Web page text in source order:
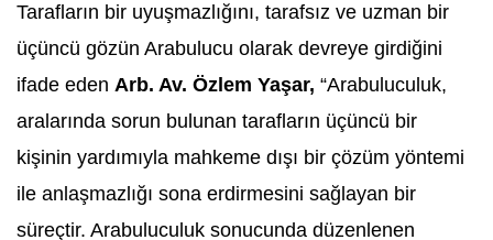
Tarafların bir uyuşmazlığını, tarafsız ve uzman bir
üçüncü gözün Arabulucu olarak devreye girdiğini
ifade eden Arb. Av. Özlem Yaşar, “Arabuluculuk,
aralarında sorun bulunan tarafların üçüncü bir
kişinin yardımıyla mahkeme dışı bir çözüm yöntemi
ile anlaşmazlığı sona erdirmesini sağlayan bir
süreçtir. Arabuluculuk sonucunda düzenlenen